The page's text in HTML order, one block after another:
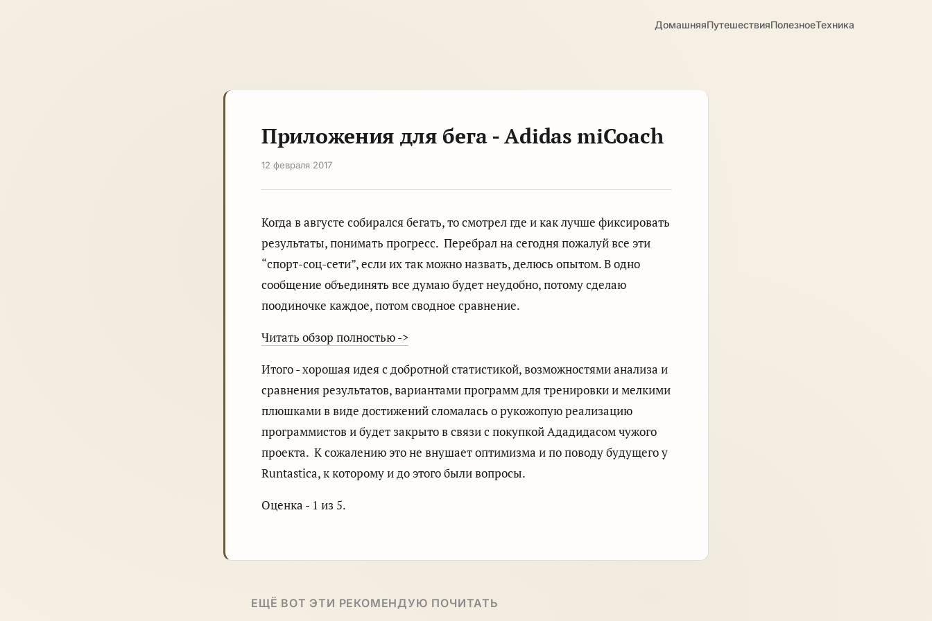
ДомашняяПутешествияПолезноеТехника
Приложения для бега - Adidas miCoach
12 февраля 2017
Когда в августе собирался бегать, то смотрел где и как лучше фиксировать
результаты, понимать прогресс. Перебрал на сегодня пожалуй все эти
“спорт-соц-сети”, если их так можно назвать, делюсь опытом. В одно
сообщение объединять все думаю будет неудобно, потому сделаю
поодиночке каждое, потом сводное сравнение.
Читать обзор полностью ->
Итого - хорошая идея с добротной статистикой, возможностями анализа и
сравнения результатов, вариантами программ для тренировки и мелкими
плюшками в виде достижений сломалась о рукожопую реализацию
программистов и будет закрыто в связи с покупкой Ададидасом чужого
проекта. К сожалению это не внушает оптимизма и по поводу будущего у
Runtastica, к которому и до этого были вопросы.
Оценка - 1 из 5.
ЕЩЁ ВОТ ЭТИ РЕКОМЕНДУЮ ПОЧИТАТЬ